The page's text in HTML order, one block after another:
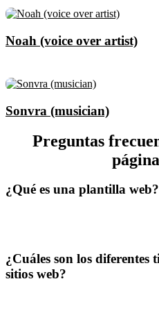
Noah (voice over artist)
Sonvra (musician)
Preguntas
¿Qué es una plantilla web?
¿Cuáles son los diferentes
sitios web?